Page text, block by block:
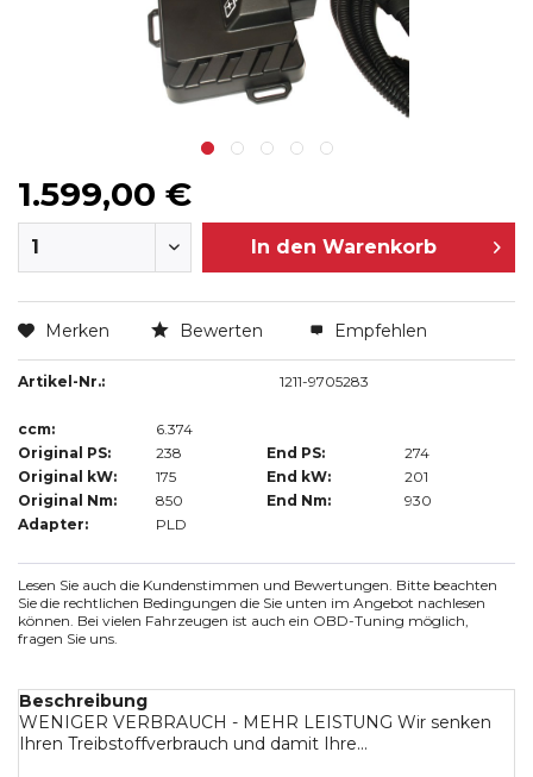
1.599,00 €
In den Warenkorb
Merken Bewerten Empfehlen
Artikel-Nr.: 1211-9705283
ccm:
6.374
Original PS:
238 End PS:
274
Original kW:
175 End kW:
201
Original Nm:
850 End Nm:
930
Adapter:
PLD
Lesen Sie auch die Kundenstimmen und Bewertungen. Bitte beachten
Sie die rechtlichen Bedingungen die Sie unten im Angebot nachlesen
können. Bei vielen Fahrzeugen ist auch ein OBD-Tuning möglich,
fragen Sie uns.
Beschreibung
WENIGER VERBRAUCH - MEHR LEISTUNG Wir senken
Ihren Treibstoffverbrauch und damit Ihre...